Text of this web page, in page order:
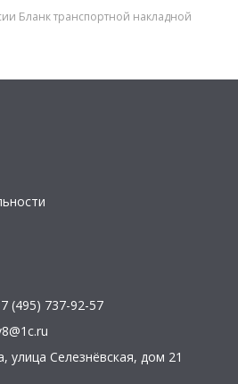
Бланк транспортной накладной
(495) 737-92-57
, улица Селезнёвская, дом 21